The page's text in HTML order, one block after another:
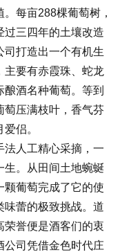
每亩288棵葡萄树，
过三四年的土壤改造
司打造出一个有机生
主要有赤霞珠、蛇龙
酒名种葡萄。等到
萄压满枝叶，香气芬
侣。
人工精心采摘，一
生。从田间土地蜿蜒
颗葡萄完成了它的使
味蕾的极致挑战。道
荣誉便是酒客们的衷
公司凭借金色时代庄